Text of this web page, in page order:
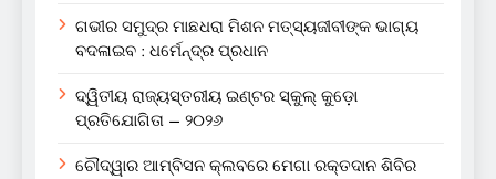
ଗଭୀର ସମୁଦ୍ର ମାଛଧରା ମିଶନ ମତ୍ସ୍ୟଜୀବୀଙ୍କ ଭାଗ୍ୟ
ବଦଳାଇବ : ଧର୍ମେନ୍ଦ୍ର ପ୍ରଧାନ
ଦ୍ୱିତୀୟ ରାଜ୍ୟସ୍ତରୀୟ ଇଣ୍ଟର ସ୍କୁଲ୍ କୁଡ଼ୋ
ପ୍ରତିଯୋଗିତା – ୨୦୨୬
ଚୌଦ୍ୱାର ଆମ୍ବିସନ କ୍ଲବରେ ମେଗା ରକ୍ତଦାନ ଶିବିର